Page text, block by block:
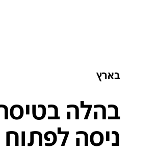
בארץ
בהלה
ניסה